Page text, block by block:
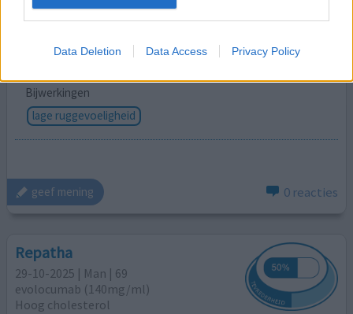
Data Deletion Data Access Privacy Policy
evolocumab (140mg/ml)
Hoog cholesterol
Effectiviteit
Bijwerkingen
lage ruggevoeligheid
geef mening 0 reacties
Repatha
29-10-2025 | Man | 69
evolocumab (140mg/ml)
Hoog cholesterol